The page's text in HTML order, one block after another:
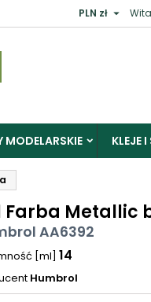
PLN zł 
MODELARSKIE KLEJE
Farba Metallic
AA6392
[ml] 14
Humbrol